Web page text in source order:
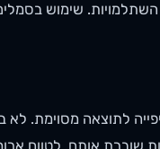
שימוש
לתוצאה מסוימת.